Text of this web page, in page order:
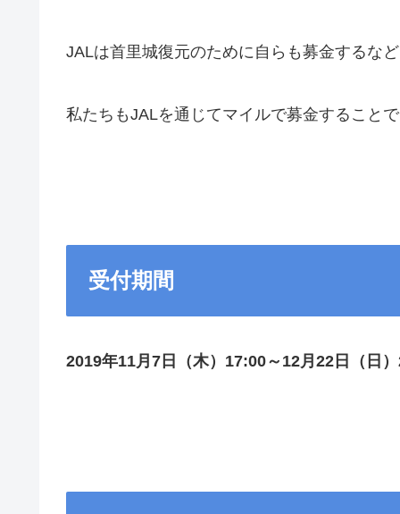
JALは首里城復元のために自らも募金するな
私たちもJALを通じてマイルで募金すること
受付期間
2019年11月7日（木）17:00～12月22日（日